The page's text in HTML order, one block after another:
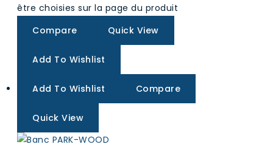
être choisies sur la page du produit
Compare
Quick View
Add To Wishlist
Add To Wishlist Compare
Quick View